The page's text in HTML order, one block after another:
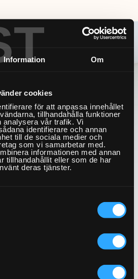
Information Om
cookies
för att anpassa innehållet
tillhandahålla funktioner
analysera vår trafik. Vi
identifierare och annan
till de sociala medier och
som vi samarbetar med.
informationen med annan
tillhandahållit eller som de har
deras tjänster.